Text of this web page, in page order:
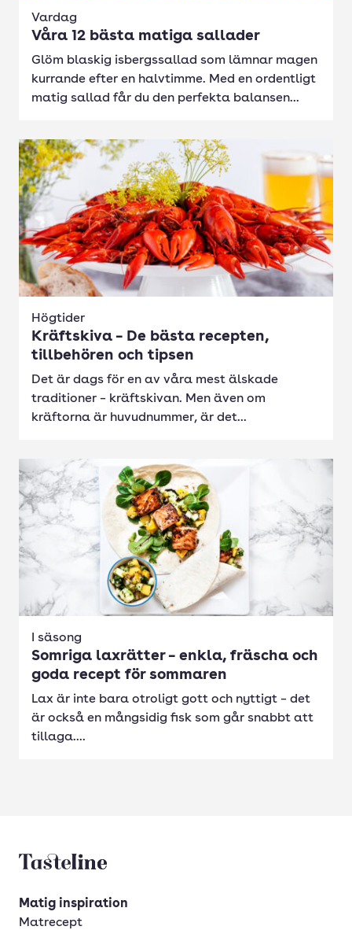
Vardag
Våra 12 bästa matiga sallader
Glöm blaskig isbergssallad som lämnar magen
kurrande efter en halvtimme. Med en ordentligt
matig sallad får du den perfekta balansen...
Högtider
Kräftskiva – De bästa recepten,
tillbehören och tipsen
Det är dags för en av våra mest älskade
traditioner – kräftskivan. Men även om
kräftorna är huvudnummer, är det...
I säsong
Somriga laxrätter – enkla, fräscha och
goda recept för sommaren
Lax är inte bara otroligt gott och nyttigt – det
är också en mångsidig fisk som går snabbt att
tillaga....
Tasteline startsida
Matig inspiration
Matrecept